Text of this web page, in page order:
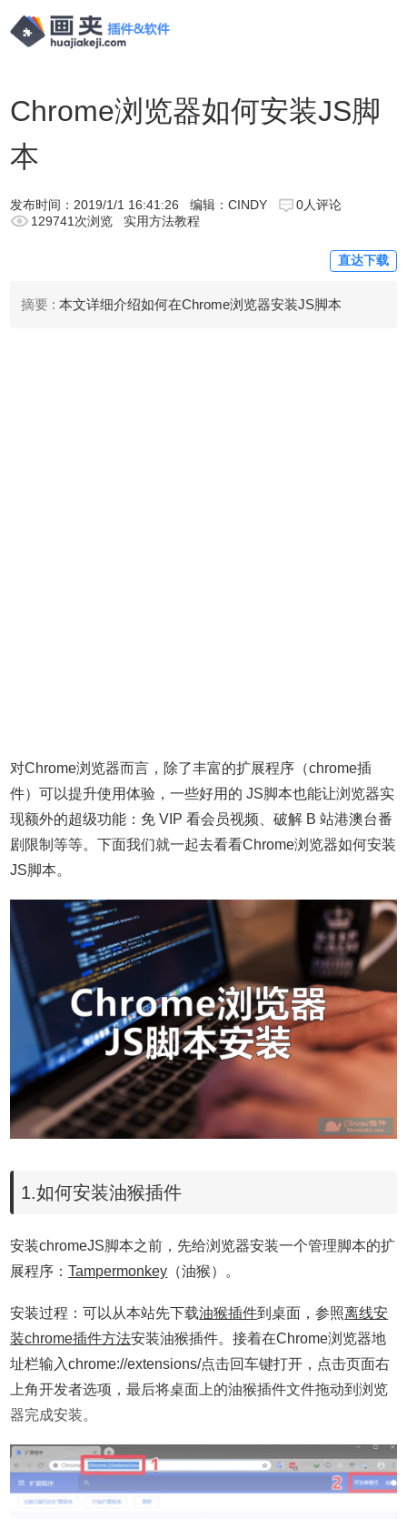
Chrome浏览器如何安装JS脚
本
发布时间： 2019/1/1 16:41:26 编辑：CINDY
0人评论
129741次浏览
实用方法教程
直达下载
摘要 : 本文详细介绍如何在Chrome浏览器安装JS脚本
对Chrome浏览器而言，除了丰富的扩展程序（chrome插
件）可以提升使用体验，一些好用的 JS脚本也能让浏览器实
现额外的超级功能：免 VIP 看会员视频、破解 B 站港澳台番
剧限制等等。下面我们就一起去看看Chrome浏览器如何安装
JS脚本。
1.如何安装油猴插件
安装chromeJS脚本之前，先给浏览器安装一个管理脚本的扩
展程序：Tampermonkey （油猴）。
安装过程：可以从本站先下载油猴插件到桌面，参照离线安
装chrome插件方法安装油猴插件。接着在Chrome浏览器地
址栏输入chrome://extensions/点击回车键打开，点击页面右
上角开发者选项，最后将桌面上的油猴插件文件拖动到浏览
器完成安装。